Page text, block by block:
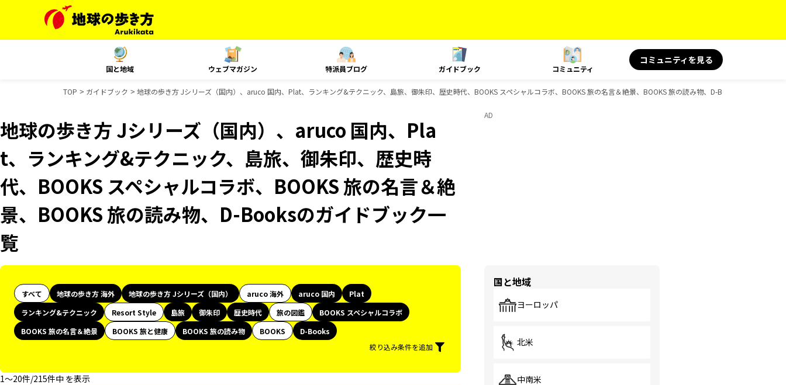
国と地域 ウェブマガジン 特派員ブログ ガイドブック コミュニティ
コミュニティを見る
TOP ガイドブック 地球の歩き方 Jシリーズ（国内）、aruco 国内、Plat、ランキング&テクニック、島旅、御朱印、歴史時代、BOOKS スペシャルコラボ、BOOKS 旅の名言＆絶景、BOOKS 旅の読み物、D-Booksのガイドブッ
地球の歩き方 Jシリーズ（国内）、aruco 国内、Pla
t、ランキング&テクニック、島旅、御朱印、歴史時
代、BOOKS スペシャルコラボ、BOOKS 旅の名言＆絶
景、BOOKS 旅の読み物、D-Booksのガイドブック一
覧
すべて 地球の歩き方 海外 地球の歩き方 Jシリーズ（国内） aruco 海外 aruco 国内
Plat
ランキング&テクニック
Resort Style 島旅 御朱印 歴史時代 旅の図鑑
BOOKS スペシャルコラボ
BOOKS 旅の名言＆絶景
BOOKS 旅と健康 BOOKS 旅の読み物 BOOKS
D-Books
絞り込み条件を追加
1〜20件/215件中 を表示
AD
国と地域
ヨーロッパ
北米
中南米